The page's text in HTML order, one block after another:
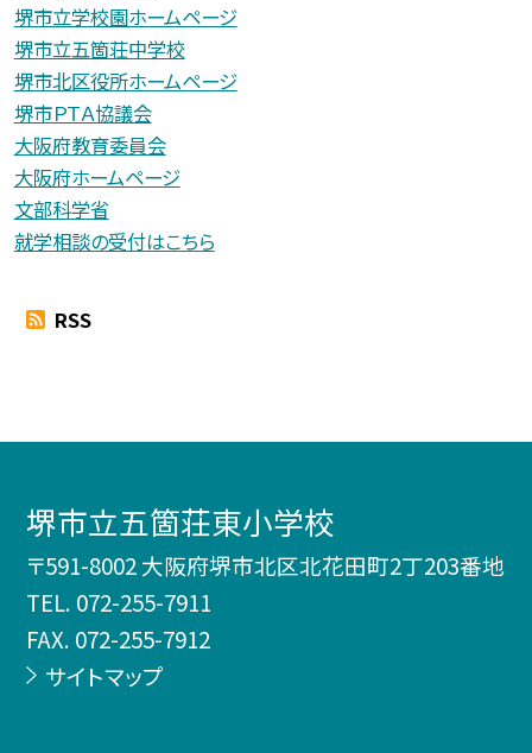
堺市立学校園ホームページ
堺市立五箇荘中学校
堺市北区役所ホームページ
堺市ＰＴＡ協議会
大阪府教育委員会
大阪府ホームページ
文部科学省
就学相談の受付はこちら
RSS
堺市立五箇荘東小学校
〒591-8002 大阪府堺市北区北花田町2丁203番地
TEL. 072-255-7911
FAX. 072-255-7912
サイトマップ